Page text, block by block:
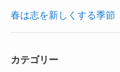
春は志を新しくする季節
カテゴリー